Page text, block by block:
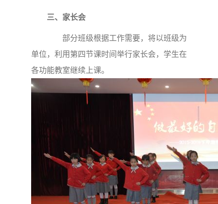
三、家长会
部分班级根据工作需要，将以班级为
单位，利用第四节课时间举行家长会，学生在
各功能教室继续上课。